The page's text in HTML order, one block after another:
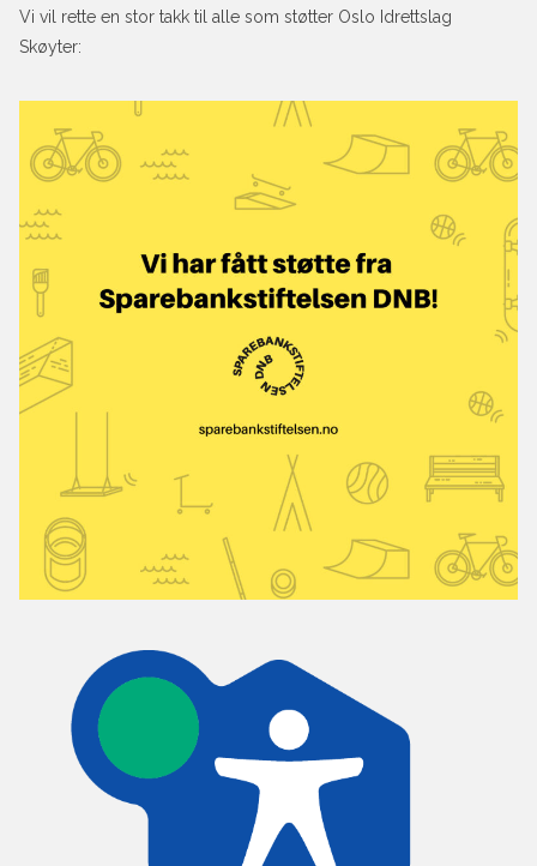
Vi vil rette en stor takk til alle som støtter Oslo Idrettslag
Skøyter: